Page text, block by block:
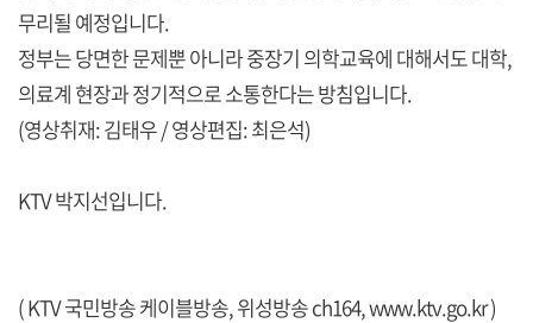
무리될 예정입니다.
정부는 당면한 문제뿐 아니라 중장기 의학교육에 대해서도 대학,
의료계 현장과 정기적으로 소통한다는 방침입니다.
(영상취재: 김태우 / 영상편집: 최은석)
KTV 박지선입니다.
( KTV 국민방송 케이블방송, 위성방송 ch164,www.ktv.go.kr)